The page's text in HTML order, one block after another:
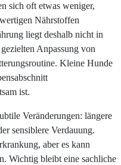
sich oft etwas weniger,
Nährstoffen
liegt deshalb nicht in
Anpassung von
Kleine Hunde
ist.
Veränderungen: längere
sensiblere Verdauung.
aber es kann
Wichtig bleibt eine sachliche